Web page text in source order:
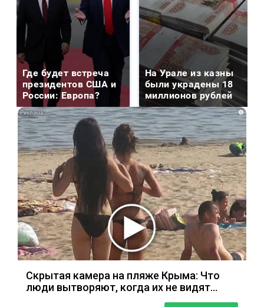
Где будет встреча
президентов США и
России: Европа?
На Урале из казны
были украдены 18
миллионов рублей
i
Скрытая камера на пляже Крыма: Что
люди вытворяют, когда их не видят...